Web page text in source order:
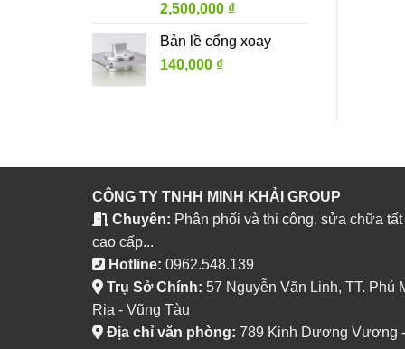
2,500,000 ₫
Bản lề cổng xoay
140,000 ₫
CÔNG TY TNHH MINH KHẢI GROUP
Chuyên: Phân phối và thi công, sửa chữa
cao cấp...
Hotline: 0962.548.139
Trụ Sở Chính: 57 Nguyễn Văn Linh, TT. Phú
Rịa - Vũng Tàu
Địa chỉ văn phòng: 789 Kinh Dương Vương -